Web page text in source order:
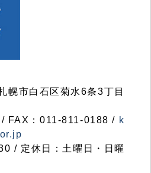
市白石区菊水6条3丁目
FAX：011-811-0188 / k
/ 定休日：土曜日・日曜